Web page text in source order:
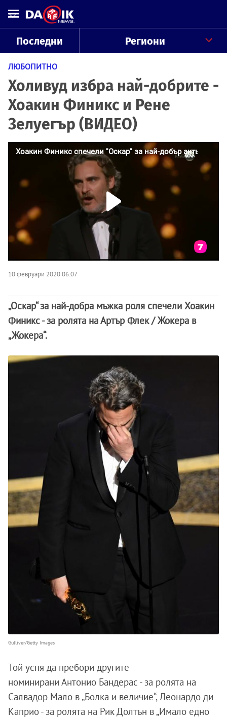
Последни Региони
ЛЮБОПИТНО
Холивуд избра най-добрите -
Хоакин Финикс и Рене
Зелуегър (ВИДЕО)
10 февруари 2020 06:07
„Оскар“ за най-добра мъжка роля спечели Хоакин
Финикс - за ролята на Артър Флек / Жокера в
„Жокера“.
Gulliver/Getty Images
Той успя да пребори другите
номинирани Антонио Бандерас - за ролята на
Салвадор Мало в „Болка и величие“, Леонардо ди
Каприо - за ролята на Рик Долтън в „Имало едно